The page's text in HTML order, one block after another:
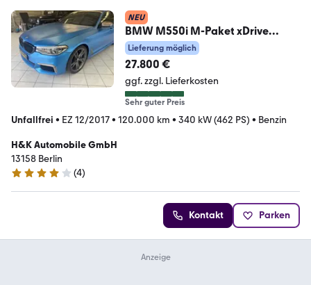
NEU
BMW M550i M-Paket xDrive
HeadUp Soft-Close Schiebed.
Lieferung möglich
27.800 €
ggf. zzgl. Lieferkosten
Sehr guter Preis
Unfallfrei • EZ 12/2017• 120.000 km • 340 kW (462 PS) • Benzin
H&K Automobile GmbH
13158 Berlin
3.9 Sterne
(4)
Kontakt Parken